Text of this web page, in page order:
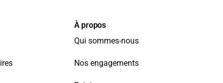
À propos
Qui sommes-nous
Nos engagements